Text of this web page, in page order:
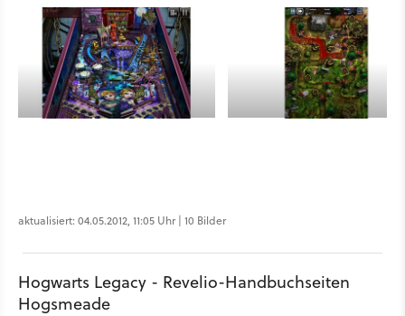
aktualisiert: 04.05.2012, 11:05 Uhr | 10 Bilder
Hogwarts Legacy - Revelio-Handbuchseiten
Hogsmeade